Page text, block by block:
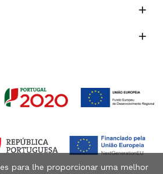


para lhe proporcionar uma melhor